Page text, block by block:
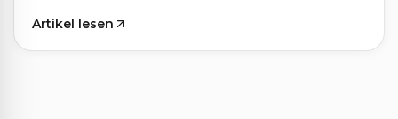
Artikel lesen